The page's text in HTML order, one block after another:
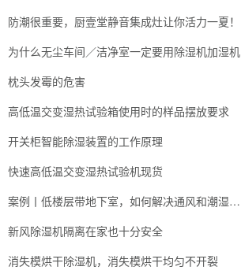
防潮很重要，厨壹堂静音集成灶让你活力一夏！
为什么无尘车间／洁净室一定要用除湿机加湿机
枕头发霉的危害
高低温交变湿热试验箱使用时的样品摆放要求
开关柜智能除湿装置的工作原理
快速高低温交变湿热试验机现货
案例丨低楼层带地下室，如何解决通风和潮湿难题？这样设计非常的哇塞！
新风除湿机隔离在家也十分安全
消失模烘干除湿机，消失模烘干均匀不开裂